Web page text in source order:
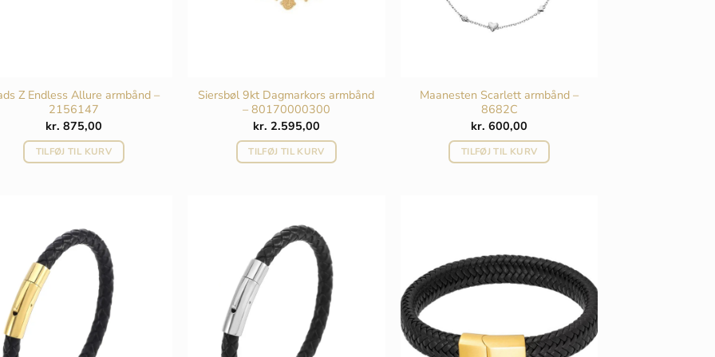
Z Endless Allure armbånd –
2156147
kr. 875,00
TILFØJ TIL KURV
Siersbøl 9kt Dagmarkors armbånd
– 80170000300
kr. 2.595,00
TILFØJ TIL KURV
Maanesten Scarlett armbånd –
8682C
kr. 600,00
TILFØJ TIL KURV